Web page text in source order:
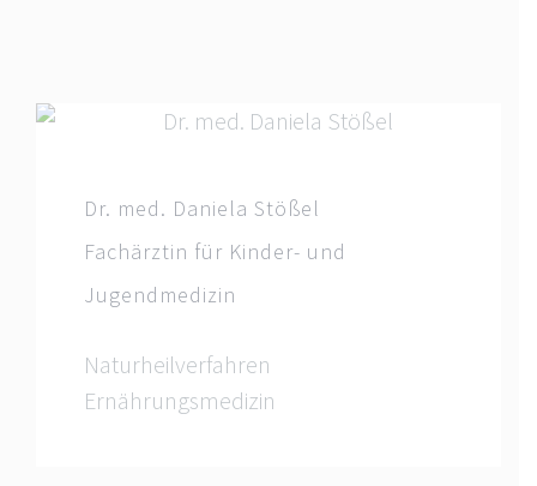
Dr. med. Daniela Stößel
Fachärztin für Kinder- und
Jugendmedizin
Naturheilverfahren
Ernährungsmedizin